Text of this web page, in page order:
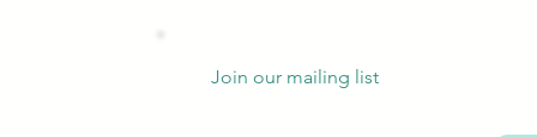
Join our mailing list